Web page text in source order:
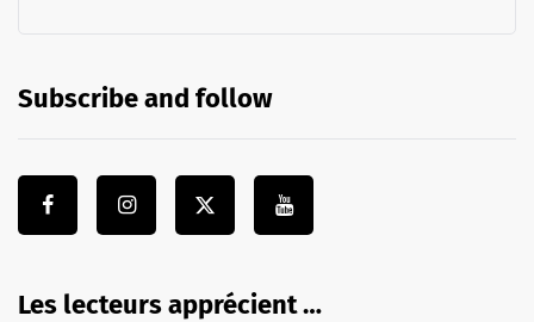
Subscribe and follow
Les lecteurs apprécient …